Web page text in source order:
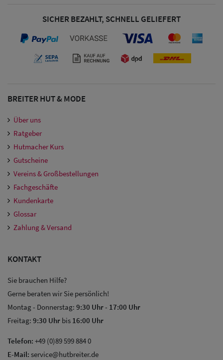
Sale:
SICHER BEZAHLT, SCHNELL GELIEFERT
BREITER HUT & MODE
Über uns
Ratgeber
Hutmacher Kurs
Gutscheine
Vereins & Großbestellungen
Fachgeschäfte
Kundenkarte
Glossar
Zahlung & Versand
KONTAKT
Sie brauchen Hilfe?
Gerne beraten wir Sie persönlich!
Montag - Donnerstag: 9:30 Uhr- 17:00 Uhr
Freitag: 9:30 Uhr bis 16:00 Uhr
Telefon: +49 (0)89 599 884 0
E-Mail: service@hutbreiter.de